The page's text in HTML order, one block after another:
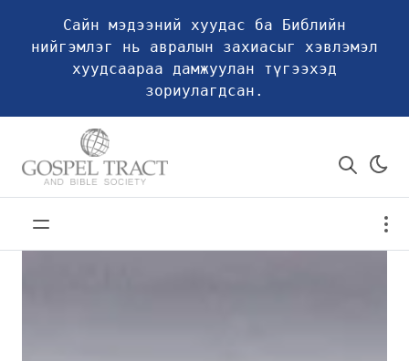
Сайн мэдээний хуудас ба Библийн
нийгэмлэг нь авралын захиасыг хэвлэмэл
хуудсаараа дамжуулан түгээхэд
зориулагдсан.